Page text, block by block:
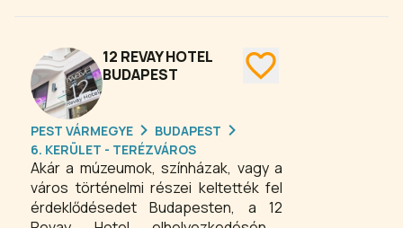
számára, a XIX. században.
az eredeti épület szépségét – a
hallba lépve egy káprázatos
üvegkupola köszönti a vendégeket. A
hotel szomszédságában számos
érdekesség, így például a Magyar
Nemzeti Múzeum, a Nagy zsinagóga, a
Nagycsarnok és a Holokauszt
Emlékközpont várja a látogatókat.
Ezenfelül a Semmelweis Egyetem
12 REVAY HOTEL
BUDAPEST
PEST VÁRMEGYE
BUDAPEST
6. KERÜLET - TERÉZVÁROS
Akár a múzeumok, színházak, vagy a
város történelmi részei keltették fel
érdeklődésedet Budapesten, a 12